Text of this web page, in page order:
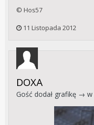
© Hos57
11 Listopada 2012
DOXA
Gość dodał grafikę → w